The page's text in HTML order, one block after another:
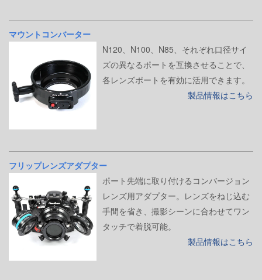
マウントコンバーター
N120、N100、N85、それぞれ口径サイ
ズの異なるポートを互換させることで、
各レンズポートを有効に活用できます。
製品情報はこちら
フリップレンズアダプター
ポート先端に取り付けるコンバージョン
レンズ用アダプター。レンズをねじ込む
手間を省き、撮影シーンに合わせてワン
タッチで着脱可能。
製品情報はこちら